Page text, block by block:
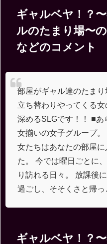
ギャルベヤ！？
ルのたまり場〜
などのコメント
部屋がギャル達のたま
立ち替わりやってくる
深めるSLGです！！ ■あ
女揃いの女子グループ
女たちはあなたの部屋に
た。 今では曜日ごとに
り訪れる日々。 放課後
過ごし、そそくさと帰っ
ギャルベヤ！？